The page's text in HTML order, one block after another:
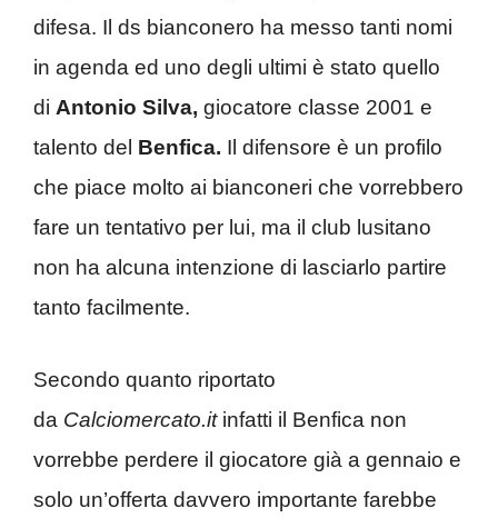
difesa. Il ds bianconero ha messo tanti nomi
in agenda ed uno degli ultimi è stato quello
di Antonio Silva, giocatore classe 2001 e
talento del Benfica. Il difensore è un profilo
che piace molto ai bianconeri che vorrebbero
fare un tentativo per lui, ma il club lusitano
non ha alcuna intenzione di lasciarlo partire
tanto facilmente.
Secondo quanto riportato
da Calciomercato.it infatti il Benfica non
vorrebbe perdere il giocatore già a gennaio e
solo un’offerta davvero importante farebbe